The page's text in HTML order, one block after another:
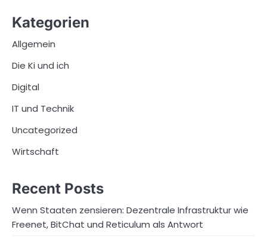
Kategorien
Allgemein
Die Ki und ich
Digital
IT und Technik
Uncategorized
Wirtschaft
Recent Posts
Wenn Staaten zensieren: Dezentrale Infrastruktur wie
Freenet, BitChat und Reticulum als Antwort